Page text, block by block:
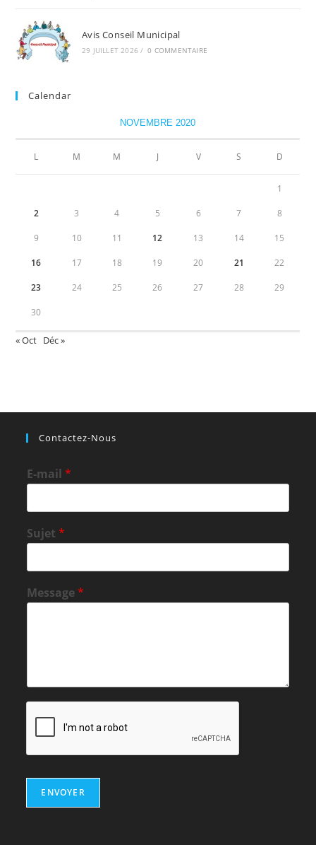
Avis Conseil Municipal
29 JUILLET 2026 / 0 COMMENTAIRE
Calendar
NOVEMBRE 2020
L M M J V S D
1
2 3 4 5 6 7 8
9 10 11 12 13 14 15
16 17 18 19 20 21 22
23 24 25 26 27 28 29
30
« Oct Déc »
Contactez-Nous
E-mail*
Sujet*
Message*
ENVOYER